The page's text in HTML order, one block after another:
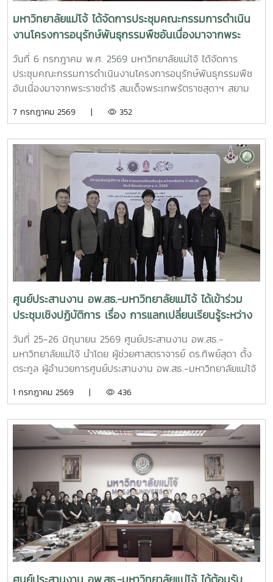
มหาวิทยาลัยแม่โจ้ ได้จัดการประชุมคณะกรรมการดำเนิน
งานโครงการอนุรักษ์พันธุกรรมพืชอันเนื่องมาจากพระ
ราชดำริ สมเด็จพระเทพรัตราชสุดาฯ สยามบรมราชกุมารี
มหาวิทยาลัยแม่โจ้ (อพ.สธ.-มจ.) ครั้งที่ 1/2569
วันที่ 6 กรกฎาคม พ.ศ. 2569 มหาวิทยาลัยแม่โจ้ ได้จัดการ
ประชุมคณะกรรมการดำเนินงานโครงการอนุรักษ์พันธุกรรมพืช
อันเนื่องมาจากพระราชดำริ สมเด็จพระเทพรัตราชสุดาฯ สยาม
ณ ห้องประชุมรวงผึ้ง ชั้น 5 อาคารสำนักงานมหาวิทยาลัย
มหาวิทยาลัยแม่โจ้ ประธานคณะกรรมการดำเนินงานฯ เป็น
ประธานการประชุม และได้รับเกียรติจาก นายพรชัย จุฑามาศ รอง
ผู้อำนวยการ อพ.สธ. และ ดร.ปิยรัษฎ์ ปริญญาพงษ์ เจริญทรัพย์
ผู้ช่วยผู้อำนวยการ อพ.สธ./เลขานุการคณะกรรมการ อพ.สธ.เข้า
ร่วมการประชุม โดยมี ผศ.ดร.ทิพย์สุดา ตั้งตระกูล ผู้อำนวยการ
ศูนย์ประสานงาน อพ.สธ.-มหาวิทยาลัยแม่โจ้ และผศ.ดร.เยาวนิตย์
ธาราฉาย รองผู้อำนวยการศูนย์ประสานงาน อพ.สธ.-
มหาวิทยาลัยแม่โจ้ หน้าที่เป็นฝ่ายเลขานุการการประชุม การ
ประชุมครั้งนี้มีคณะกรรมการดำเนินงานโครงการ อพ.สธ.-มจ.
ประกอบด้วย รองอธิการบดี ผู้ช่วยอธิการบดี คณบดี และผู้
อำนวยการสำนักวิจัยและส่งเสริมวิชาการการเกษตร เข้าร่วม
ประชุมรวมทั้งสิ้น 32 ท่าน โดยเข้าร่วม ณ ห้องประชุม จำนวน
28 ท่าน และผ่านระบบประชุมออนไลน์ Zoom Meeting จำนวน
4 ท่าน ซึ่งในการประชุมครั้งนี้มีวาระสำคัญ อาทิเช่น สรุปผลการ
ดำเนินงานการจัดการประชุมวิชาการและนิทรรศการ ครั้งที่ 12
ทรัพยากรไทย : หวนดูทรัพย์สิ่งสินตน สรุปผลการดำเนินงาน
ปีงบประมาณ 2568 - 2569 รวมทั้งการนำเสนอแผนแม่บท
อนุรักษ์พันธุกรรมพืชอันเนื่องมาจากพระราชดำริ สมเด็จพระเทพ
รัตนราชสุดาฯ สยามบรมราชกุมารี สนองพระราชดำริ โดย
มหาวิทยาลัยแม่โจ้ เพื่อใช้เป็นกรอบแนวทางในการขับเคลื่อนการ
ดำเนินงานของมหาวิทยาลัยแม่โจ้ให้เป็นไปตามแนวพระราชดำริ
และนโยบายของโครงการ อพ.สธ. อย่างมีประสิทธิภาพและต่อ
เนื่อง
7 กรกฎาคม 2569 | 352
ศูนย์ประสานงาน อพ.สธ.-มหาวิทยาลัยแม่โจ้ ได้เข้าร่วม
ประชุมเชิงปฏิบัติการ เรื่อง การแลกเปลี่ยนเรียนรู้ระหว่าง
เครือข่าย C-อพ.สธ. ประจำปีงบประมาณ พ.ศ. 2569
วันที่ 25-26 มิถุนายน 2569 ศูนย์ประสานงาน อพ.สธ.-
มหาวิทยาลัยแม่โจ้ นำโดย ผู้ช่วยศาสตราจารย์ ดร.ทิพย์สุดา ตั้ง
ตระกูล ผู้อำนวยการศูนย์ประสานงาน อพ.สธ.-มหาวิทยาลัยแม่โจ้
แพร่ เฉลิมพระเกียรติ ได้เข้าร่วม ประชุมเชิงปฏิบัติการ เรื่อง การ
ปีงบประมาณ พ.ศ. 2569ณ โรงแรมอมารีดอนเมือง แอร์พอร์ต
กรุงเทพมหานคร
1 กรกฎาคม 2569 | 436